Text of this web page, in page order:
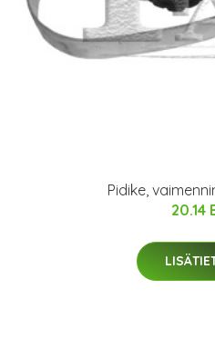
Pidike,
20.14